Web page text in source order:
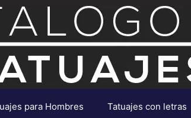
para Hombres Tatuajes con letras